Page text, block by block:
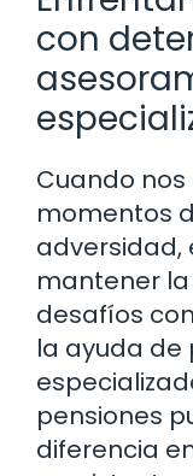
con
Cuando
momentos
adversidad,
mantener
desafíos
la ayuda de
pensiones
diferencia